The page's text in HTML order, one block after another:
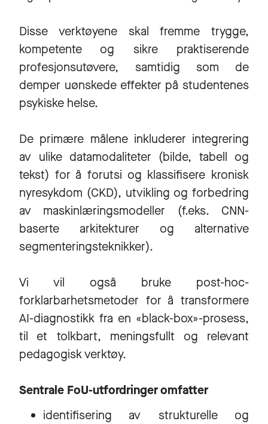
Disse verktøyene skal fremme trygge,
kompetente og sikre praktiserende
profesjonsutøvere, samtidig som de
demper uønskede effekter på studentenes
psykiske helse.
De primære målene inkluderer integrering
av ulike datamodaliteter (bilde, tabell og
tekst) for å forutsi og klassifisere kronisk
nyresykdom (CKD), utvikling og forbedring
av maskinlæringsmodeller (f.eks. CNN-
baserte arkitekturer og alternative
segmenteringsteknikker).
Vi vil også bruke post-hoc-
forklarbarhetsmetoder for å transformere
AI-diagnostikk fra en «black-box»-prosess,
til et tolkbart, meningsfullt og relevant
pedagogisk verktøy.
Sentrale FoU-utfordringer omfatter
identifisering av strukturelle og